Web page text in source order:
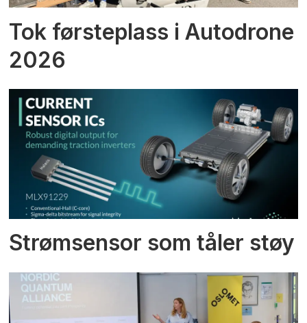
Tok førsteplass i Autodrone
2026
Strømsensor som tåler støy